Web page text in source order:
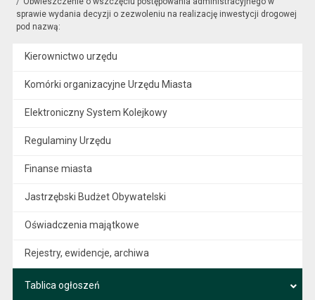
sprawie wydania decyzji o zezwoleniu na realizację inwestycji drogowej
pod nazwą:
Kierownictwo urzędu
Komórki organizacyjne Urzędu Miasta
Elektroniczny System Kolejkowy
Regulaminy Urzędu
Finanse miasta
Jastrzębski Budżet Obywatelski
Oświadczenia majątkowe
Rejestry, ewidencje, archiwa
Tablica ogłoszeń